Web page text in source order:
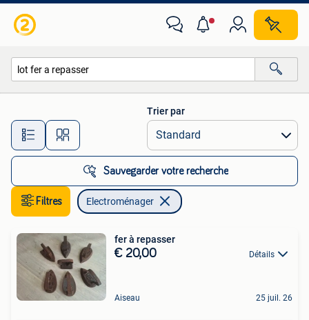
Toutes les distances…
Trier par
Sauvegarder votre recherche
Filtres Electroménager
fer à repasser
€ 20,00 Détails
Aiseau 25 juil. 26